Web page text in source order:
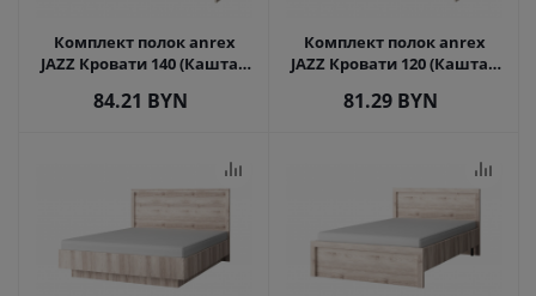
Комплект полок anrex
JAZZ Кровати 140 (Каштан
84.21 BYN
Комплект полок anrex
JAZZ Кровати 120 (Каштан
81.29BYN